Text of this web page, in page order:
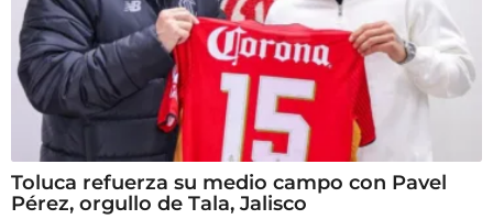
Toluca refuerza su medio campo con Pavel
Pérez, orgullo de Tala, Jalisco